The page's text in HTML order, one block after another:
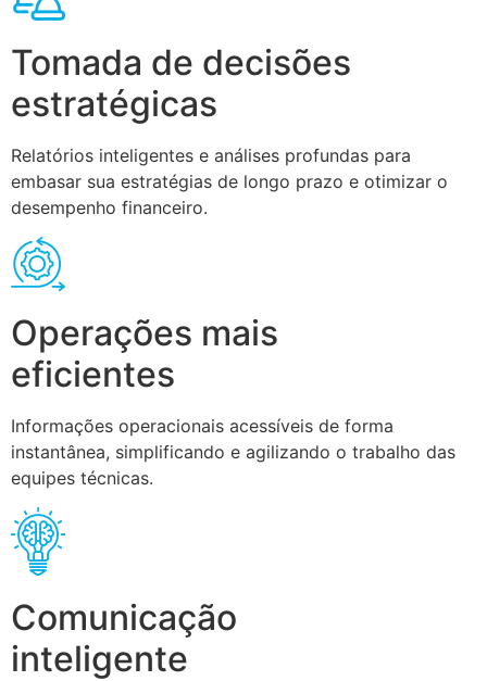
Tomada de decisões
estratégicas
Relatórios inteligentes e análises profundas para
embasar sua estratégias de longo prazo e otimizar o
desempenho financeiro.
Operações mais
eficientes
Informações operacionais acessíveis de forma
instantânea, simplificando e agilizando o trabalho das
equipes técnicas.
Comunicação
inteligente